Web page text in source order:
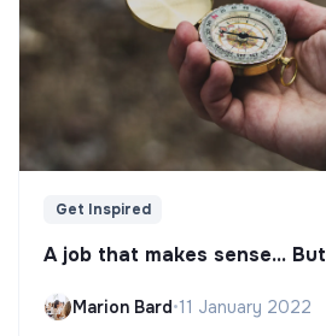
Get Inspired
A job that makes sense...
Marion Bard•11 January 2022